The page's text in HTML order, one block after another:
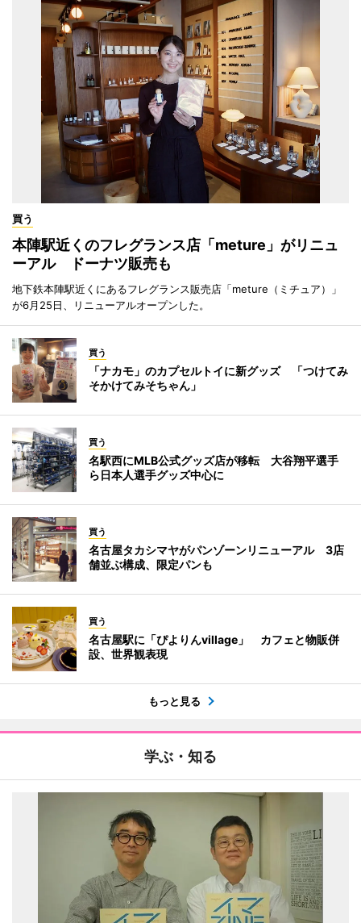
買う
本陣駅近くのフレグランス店「meture」がリニュ
ーアル ドーナツ販売も
地下鉄本陣駅近くにあるフレグランス販売店「meture（ミチュア）」
が6月25日、リニューアルオープンした。
買う
「ナカモ」のカプセルトイに新グッズ 「つけてみ
そかけてみそちゃん」
買う
名駅西にMLB公式グッズ店が移転 大谷翔平選手
ら日本人選手グッズ中心に
買う
名古屋タカシマヤがパンゾーンリニューアル 3店
舗並ぶ構成、限定パンも
買う
名古屋駅に「ぴよりんvillage」 カフェと物販併
設、世界観表現
もっと見る
学ぶ・知る